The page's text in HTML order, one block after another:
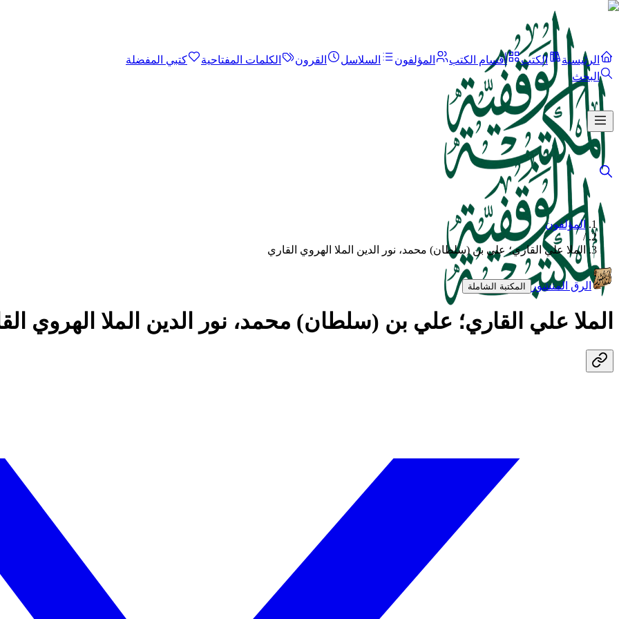
الرئيسية الكتب أقسام الكتب المؤلفون السلاسل القرون الكلمات المفتاحية
كتبي المفضلة
البحث
المؤلفون
/
الملا علي القاري؛ علي بن (سلطان) محمد، نور الدين الملا الهروي القاري
الرق المنشور المكتبة الشاملة
الملا علي القاري؛ علي بن (سلطان) محمد، نور الدين الملا الهروي